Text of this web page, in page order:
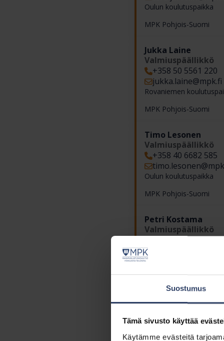
Suostumus
Tämä sivusto käyttää
Käytämme evästeitä
Oulun koulutuspaikka
MPK Pohjois-Suomi
Jukka Laine
Valmiuspäällikkö
+358 50 5561 220
jukka.laine​@mpk.fi
Rovaniemen
MPK Pohjois-Suomi
Timo Lesonen
Valmiuspäällikkö
+358 40 6682 585
Oulun koulutuspaikka
MPK Pohjois-Suomi
Petri Kostama
Valmiuspäällikkö
+358 50 3229 980
Oulun koulutuspaikka
MPK Pohjois-Suomi
Jari Ruskela
+358 40 8214 826
jari.ruskela​@mpk.fi